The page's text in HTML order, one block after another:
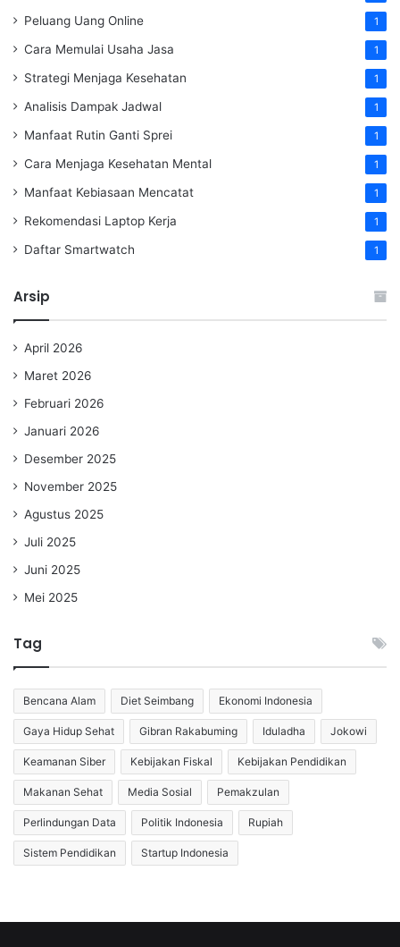
Peluang Uang Online 1
Cara Memulai Usaha Jasa 1
Strategi Menjaga Kesehatan 1
Analisis Dampak Jadwal 1
Manfaat Rutin Ganti Sprei 1
Cara Menjaga Kesehatan Mental 1
Manfaat Kebiasaan Mencatat 1
Rekomendasi Laptop Kerja 1
Daftar Smartwatch 1
Arsip
April 2026
Maret 2026
Februari 2026
Januari 2026
Desember 2025
November 2025
Agustus 2025
Juli 2025
Juni 2025
Mei 2025
Tag
Bencana Alam Diet Seimbang Ekonomi Indonesia
Gaya Hidup Sehat Gibran Rakabuming Iduladha Jokowi
Keamanan Siber Kebijakan Fiskal Kebijakan Pendidikan
Makanan Sehat Media Sosial Pemakzulan
Perlindungan Data Politik Indonesia Rupiah
Sistem Pendidikan Startup Indonesia